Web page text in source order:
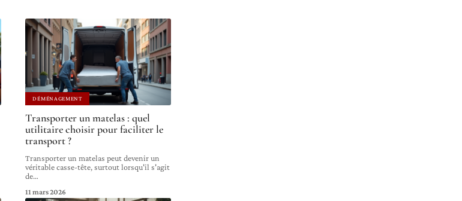
DÉMÉNAGEMENT
Transporter un matelas : quel
utilitaire choisir pour faciliter le
transport ?
Transporter un matelas peut devenir un
véritable casse-tête, surtout lorsqu'il s'agit
de…
11 mars 2026